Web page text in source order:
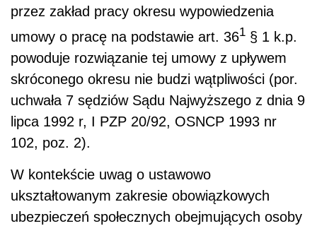
przez zakład pracy okresu wypowiedzenia
umowy o pracę na podstawie art. 361 § 1 k.p.
powoduje rozwiązanie tej umowy z upływem
skróconego okresu nie budzi wątpliwości (por.
uchwała 7 sędziów Sądu Najwyższego z dnia 9
lipca 1992 r, I PZP 20/92, OSNCP 1993 nr
102, poz. 2).
W kontekście uwag o ustawowo
ukształtowanym zakresie obowiązkowych
ubezpieczeń społecznych obejmujących osoby